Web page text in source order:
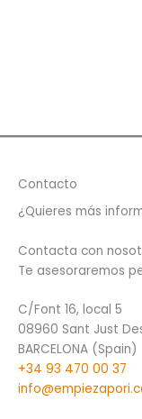
Contacto
¿Quieres más
Contacta con
Te asesoraremos
C/Font 16, local 5
08960 Sant Just
BARCELONA (Spain)
+34 93 470 00 37